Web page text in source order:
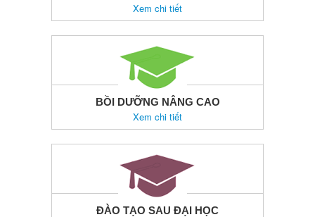
Xem chi tiết
BỒI DƯỠNG NÂNG CAO
Xem chi tiết
ĐÀO TẠO SAU ĐẠI HỌC